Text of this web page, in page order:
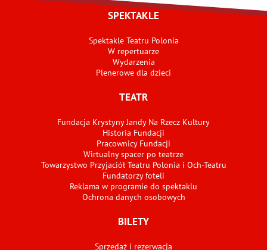
SPEKTAKLE
Spektakle Teatru Polonia
W repertuarze
Wydarzenia
Plenerowe dla dzieci
TEATR
Fundacja Krystyny Jandy Na Rzecz Kultury
Historia Fundacji
Pracownicy Fundacji
Wirtualny spacer po teatrze
Towarzystwo Przyjaciół Teatru Polonia i Och-Teatru
Fundatorzy foteli
Reklama w programie do spektaklu
Ochrona danych osobowych
BILETY
Sprzedaż i rezerwacja